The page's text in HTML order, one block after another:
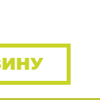
ВСЕ ОБОИ